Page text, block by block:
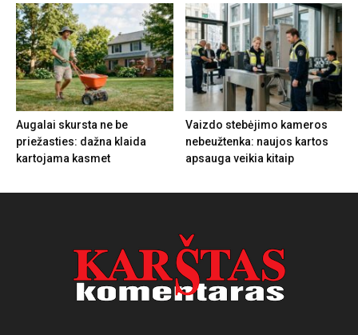
Augalai skursta ne be
priežasties: dažna klaida
kartojama kasmet
Vaizdo stebėjimo kameros
nebeužtenka: naujos kartos
apsauga veikia kitaip